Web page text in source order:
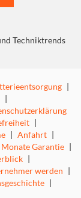
Techniktrends
|
|
|
| Anfahrt |
Garantie |
|
werden |
|